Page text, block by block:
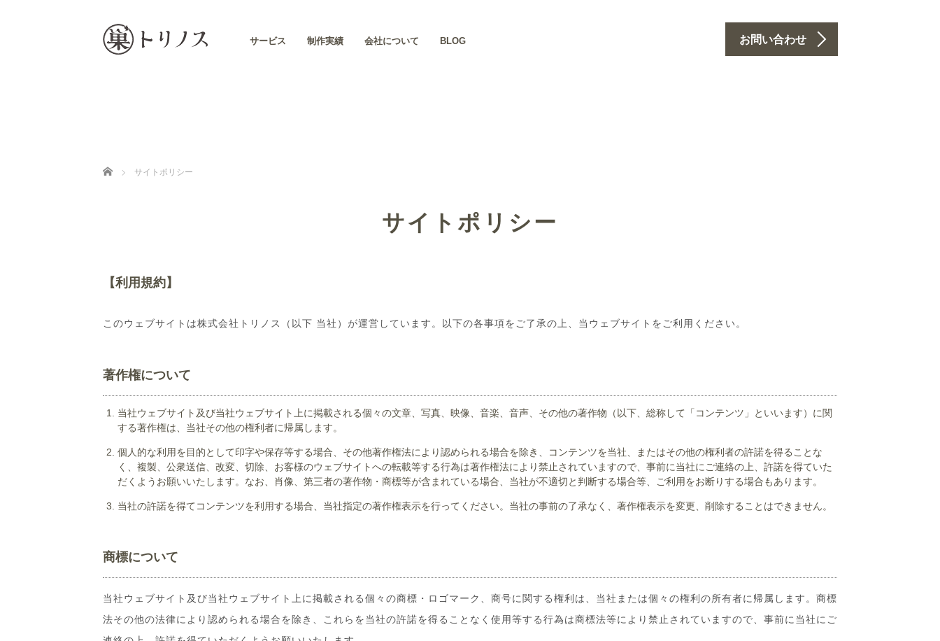
サービス 制作実績 会社について BLOG お問い合わせ
Home サイトポリシー
サイトポリシー
【利用規約】
このウェブサイトは株式会社トリノス（以下 当社）が運営しています。以下の各事項をご了承の上、当ウェブサイトをご利用ください。
著作権について
当社ウェブサイト及び当社ウェブサイト上に掲載される個々の文章、写真、映像、音楽、音声、その他の著作物（以下、総称して「コンテンツ」といいます）に関
する著作権は、当社その他の権利者に帰属します。
個人的な利用を目的として印字や保存等する場合、その他著作権法により認められる場合を除き、コンテンツを当社、またはその他の権利者の許諾を得ることな
く、複製、公衆送信、改変、切除、お客様のウェブサイトへの転載等する行為は著作権法により禁止されていますので、事前に当社にご連絡の上、許諾を得ていた
だくようお願いいたします。なお、肖像、第三者の著作物・商標等が含まれている場合、当社が不適切と判断する場合等、ご利用をお断りする場合もあります。
当社の許諾を得てコンテンツを利用する場合、当社指定の著作権表示を行ってください。当社の事前の了承なく、著作権表示を変更、削除することはできません。
商標について
当社ウェブサイト及び当社ウェブサイト上に掲載される個々の商標・ロゴマーク、商号に関する権利は、当社または個々の権利の所有者に帰属します。商標
法その他の法律により認められる場合を除き、これらを当社の許諾を得ることなく使用等する行為は商標法等により禁止されていますので、事前に当社にご